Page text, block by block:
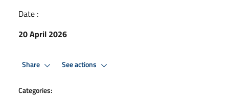
Date :
20 April 2026
Share See actions
Categories: